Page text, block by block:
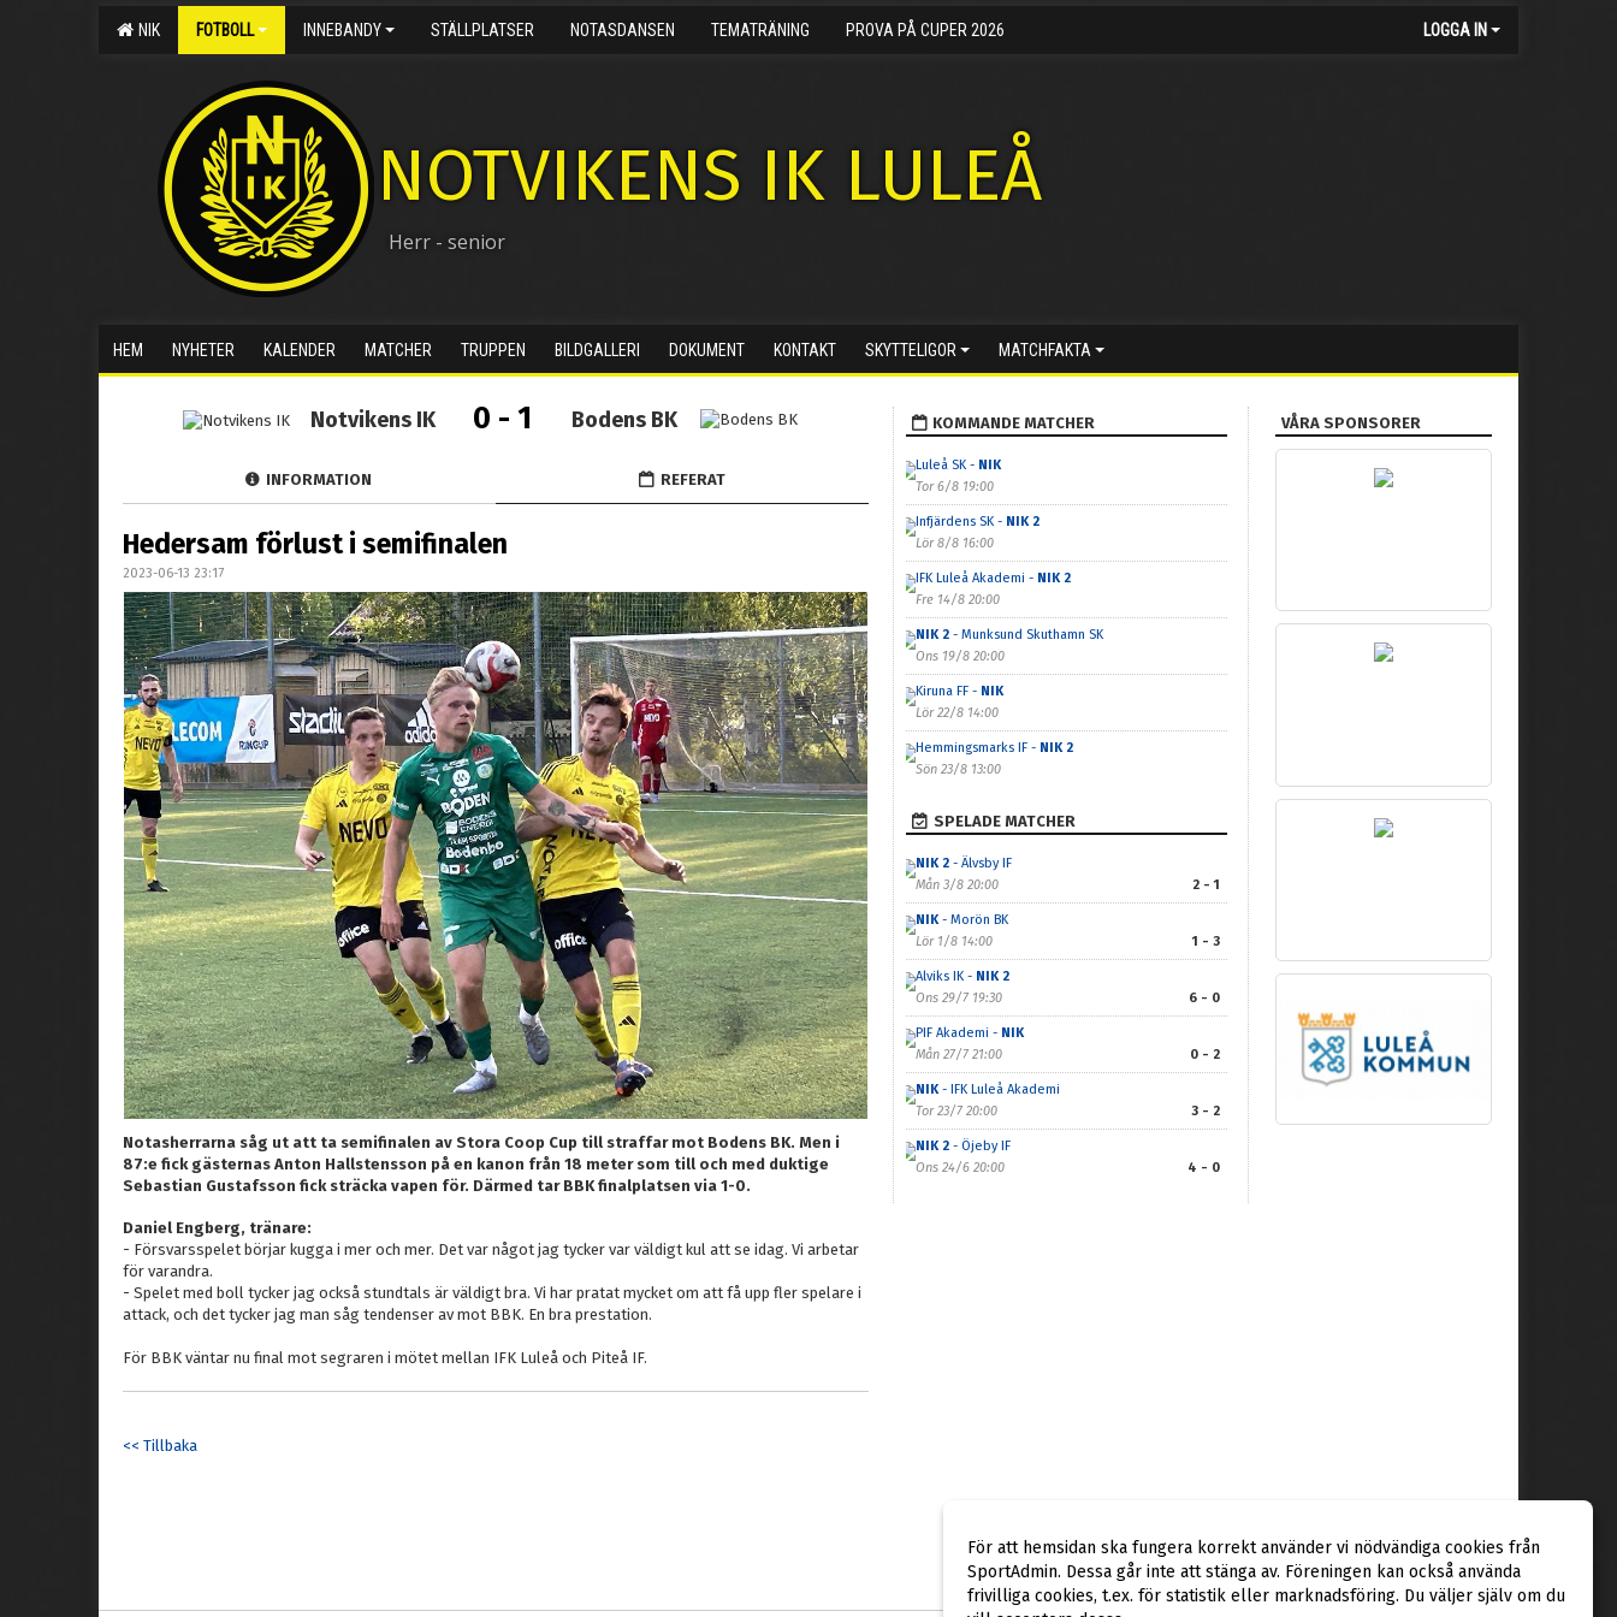
NIK FOTBOLL INNEBANDY STÄLLPLATSER NOTASDANSEN TEMATRÄNING PROVA PÅ CUPER 2026 LOGGA IN
NOTVIKENS IK LULEÅ
Herr - senior
HEM NYHETER KALENDER MATCHER TRUPPEN BILDGALLERI DOKUMENT KONTAKT SKYTTELIGOR MATCHFAKTA
Notvikens IK 0 - 1 Bodens BK
INFORMATION REFERAT
Hedersam förlust i semifinalen
2023-06-13 23:17
Notasherrarna såg ut att ta semifinalen av Stora Coop Cup till straffar mot Bodens BK. Men i
87:e fick gästernas Anton Hallstensson på en kanon från 18 meter som till och med duktige
Sebastian Gustafsson fick sträcka vapen för. Därmed tar BBK finalplatsen via 1-0.
Daniel Engberg, tränare:
- Försvarsspelet börjar kugga i mer och mer. Det var något jag tycker var väldigt kul att se idag. Vi arbetar
för varandra.
- Spelet med boll tycker jag också stundtals är väldigt bra. Vi har pratat mycket om att få upp fler spelare i
attack, och det tycker jag man såg tendenser av mot BBK. En bra prestation.
För BBK väntar nu final mot segraren i mötet mellan IFK Luleå och Piteå IF.
<< Tillbaka
KOMMANDE MATCHER
Luleå SK - NIK
Tor 6/8 19:00
Infjärdens SK - NIK 2
Lör 8/8 16:00
IFK Luleå Akademi - NIK 2
Fre 14/8 20:00
NIK 2- Munksund Skuthamn SK
Ons 19/8 20:00
Kiruna FF - NIK
Lör 22/8 14:00
Hemmingsmarks IF - NIK 2
Sön 23/8 13:00
SPELADE MATCHER
NIK 2- Älvsby IF
Mån 3/8 20:00
2 - 1
NIK- Morön BK
Lör 1/8 14:00
1 - 3
Alviks IK - NIK 2
Ons 29/7 19:30
6 - 0
PIF Akademi - NIK
Mån 27/7 21:00
0 - 2
NIK- IFK Luleå Akademi
Tor 23/7 20:00
3 - 2
NIK 2- Öjeby IF
Ons 24/6 20:00
4 - 0
VÅRA SPONSORER
För att hemsidan ska fungera korrekt använder vi nödvändiga cookies från
SportAdmin. Dessa går inte att stänga av. Föreningen kan också använda
frivilliga cookies, t.ex. för statistik eller marknadsföring. Du väljer själv om du